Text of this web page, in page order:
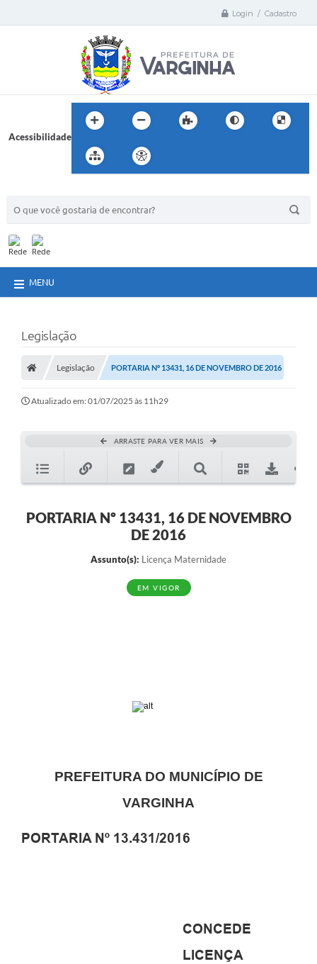
Login / Cadastro
Acessibilidade
MENU
Legislação
Legislação PORTARIA Nº 13431, 16 DE NOVEMBRO DE 2016
Atualizado em: 01/07/2025 às 11h29
ARRASTE PARA VER MAIS
PORTARIA Nº 13431, 16 DE NOVEMBRO
DE 2016
Assunto(s): Licença Maternidade
EM VIGOR
PREFEITURA DO MUNICÍPIO DE
VARGINHA
PORTARIA Nº 13.431/2016
CONCEDE
LICENÇA